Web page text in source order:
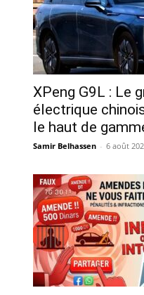
XPeng G9L : Le
électrique
le haut de
Samir Belhassen - 6 août